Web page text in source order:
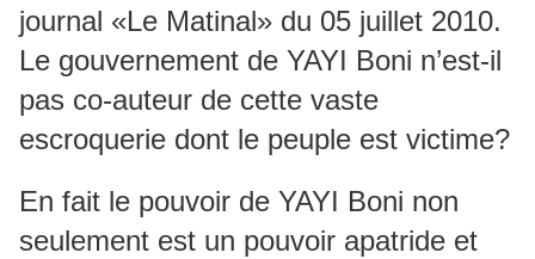
journal «Le Matinal» du 05 juillet 2010.
Le gouvernement de YAYI Boni n’est-il
pas co-auteur de cette vaste
escroquerie dont le peuple est victime?
En fait le pouvoir de YAYI Boni non
seulement est un pouvoir apatride et